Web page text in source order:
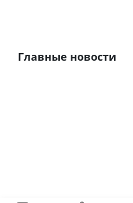
Главные новости